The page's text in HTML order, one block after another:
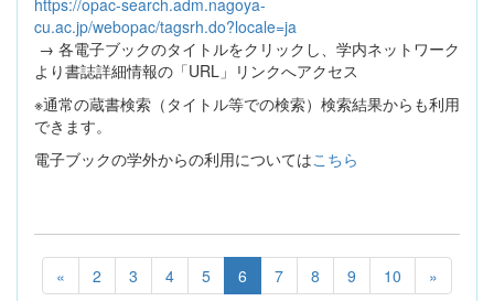
cu.ac.jp/webopac/tagsrh.do?locale=ja
→ 各電子ブックのタイトルをクリックし、学内ネットワーク
より書誌詳細情報の「URL」リンクへアクセス
※通常の蔵書検索（タイトル等での検索）検索結果からも利用
できます。
電子ブックの学外からの利用についてはこちら
« 2 3 4 5 6 7 8 9 10 »